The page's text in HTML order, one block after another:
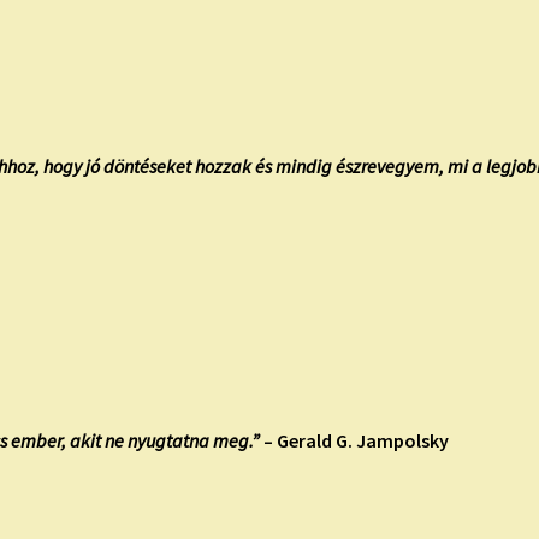
hogy jó döntéseket hozzak és mindig észrevegyem, mi a
ember, akit ne nyugtatna meg.”– Gerald G. Jampolsky